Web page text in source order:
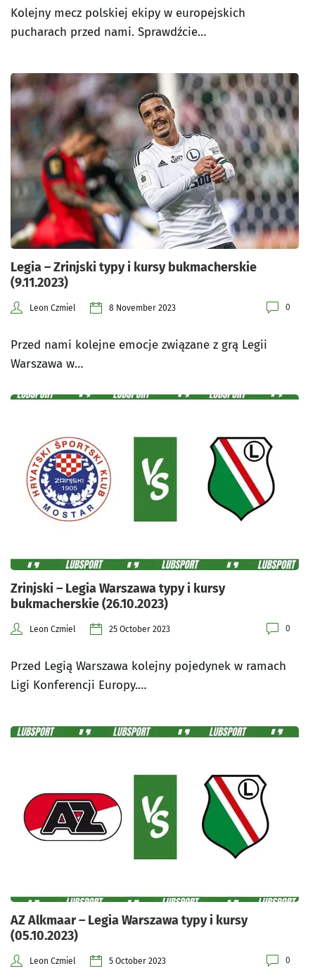
Kolejny mecz polskiej ekipy w europejskich
pucharach przed nami. Sprawdźcie…
Legia – Zrinjski typy i kursy bukmacherskie
(9.11.2023)
Leon Czmiel 8 November 2023 0
Przed nami kolejne emocje związane z grą Legii
Warszawa w…
Zrinjski – Legia Warszawa typy i kursy
bukmacherskie (26.10.2023)
Leon Czmiel 25 October 2023 0
Przed Legią Warszawa kolejny pojedynek w ramach
Ligi Konferencji Europy.…
AZ Alkmaar – Legia Warszawa typy i kursy
(05.10.2023)
Leon Czmiel 5 October 2023 0